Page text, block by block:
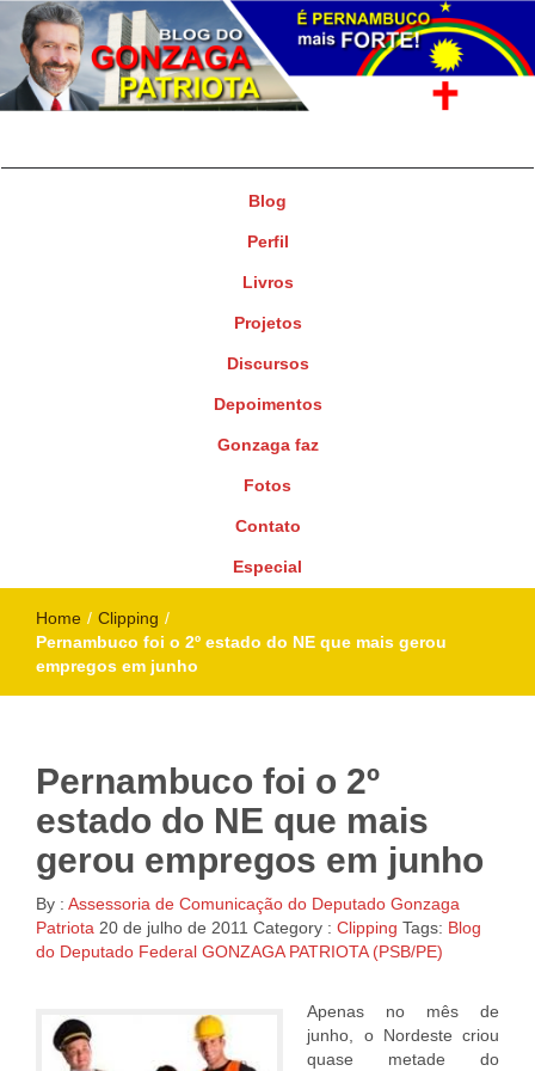
Blog
Perfil
Livros
Projetos
Discursos
Depoimentos
Gonzaga faz
Fotos
Contato
Especial
Home / Clipping /
Pernambuco foi o 2º estado do NE que mais gerou
empregos em junho
Pernambuco foi o 2º
estado do NE que mais
gerou empregos em junho
By : Assessoria de Comunicação do Deputado Gonzaga
Patriota 20 de julho de 2011 Category : Clipping Tags: Blog
do Deputado Federal GONZAGA PATRIOTA (PSB/PE)
Apenas no mês de
junho, o Nordeste criou
quase metade do